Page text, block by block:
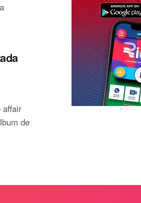
affair
de